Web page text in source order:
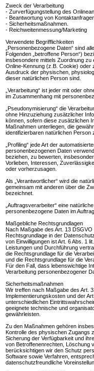
Zweck der Verarbeitung
- Zurverfügungstellung des
- Beantwortung von
- Sicherheitsmaßnahmen.
- Reichweitenmessung/Marketing
Verwendete Begrifflichkeiten
„Personenbezogene Daten“ sind
Folgenden „betroffene Person“)
insbesondere mittels Zuordnung zu
Online-Kennung (z.B. Cookie) oder
Ausdruck der physischen,
dieser natürlichen Person sind.
„Verarbeitung“ ist jeder mit oder
im Zusammenhang mit
„Pseudonymisierung“ die
ohne Hinzuziehung zusätzlicher
können, sofern diese zusätzlichen
Maßnahmen unterliegen, die
identifizierbaren natürlichen Person
„Profiling“ jede Art der
personenbezogenen Daten
beziehen, zu bewerten,
Vorlieben, Interessen,
oder vorherzusagen.
Als „Verantwortlicher“ wird die
gemeinsam mit anderen über die
bezeichnet.
„Auftragsverarbeiter“ eine
personenbezogene Daten im
Maßgebliche Rechtsgrundlagen
Nach Maßgabe des Art. 13
Rechtsgrundlage in der
von Einwilligungen ist Art. 6 Abs. 1
Leistungen und Durchführung
die Rechtsgrundlage für die
und die Rechtsgrundlage für die
Für den Fall, dass lebenswichtige
Verarbeitung personenbezogener
Sicherheitsmaßnahmen
Wir treffen nach Maßgabe des Art.
Implementierungskosten und der
unterschiedlichen
geeignete technische und
gewährleisten.
Zu den Maßnahmen gehören
Kontrolle des physischen Zugangs
Sicherung der Verfügbarkeit und
von Betroffenenrechten, Löschung
berücksichtigen wir den Schutz
Software sowie Verfahren,
datenschutzfreundliche